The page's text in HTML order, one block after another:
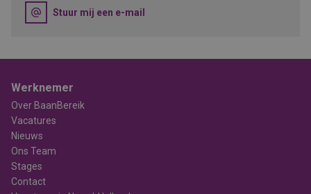
Stuur mij een e-mail
Werknemer
Over BaanBereik
Vacatures
Nieuws
Ons Team
Stages
Contact